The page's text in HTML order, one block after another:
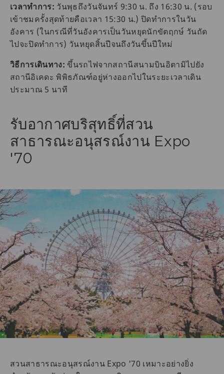
เวลาทำการ: วันพุธถึงวันจันทร์ 9:30 น. ถึง 16:30 น. (รอบ
เข้าชมครั้งสุดท้ายคือเวลา 15:30 น.) ปิดทำการในวัน
อังคาร (ในกรณีที่วันอังคารเป็นวันหยุดนักขัตฤกษ์ วันถัด
ไปจะปิดทำการ) วันหยุดสิ้นปีจนถึงวันขึ้นปีใหม่
วิธีการเดินทาง: ขึ้นรถไฟจากสถานีสนามบินอิตามิไปยัง
สถานีอิเคดะ พิพิธภัณฑ์อยู่ห่างออกไปในระยะเวลาเดิน
ประมาณ 5 นาที
รับอากาศบริสุทธิ์ที่สวน
สาธารณะอนุสรณ์งาน Expo
'70
สวนสาธารณะอนุสรณ์งาน Expo '70 เหมาะอย่างยิ่ง